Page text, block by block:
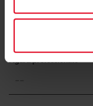
Cognome*
Figura professionale*
--